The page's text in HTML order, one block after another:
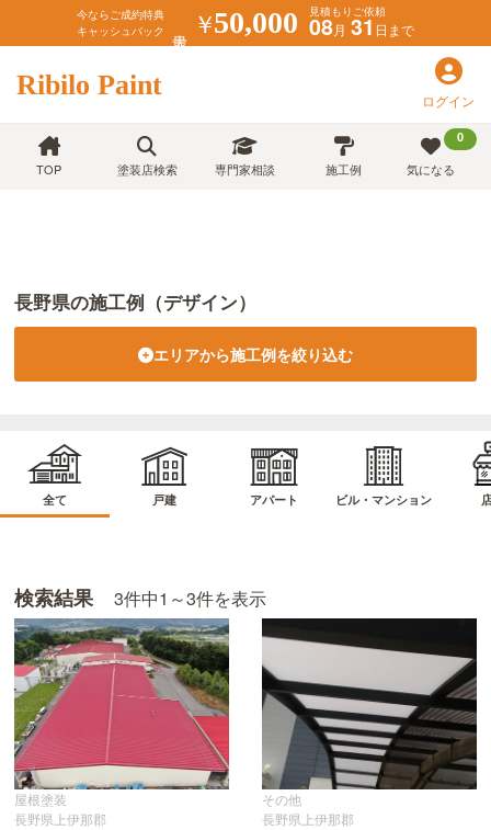
今ならご成約特典
キャッシュバック
￥50,000 見積もりご依頼
08月 31日まで
Ribilo Paint ログイン
TOP 塗装店検索 専門家相談 施工例
0
気になる
長野県の施工例（デザイン）
エリアから施工例を絞り込む
全て 戸建 アパート ビル・マンション
検索結果 3件中1～3件を表示
屋根塗装
長野県上伊那郡
その他
長野県上伊那郡